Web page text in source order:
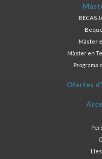
BECAS
Màster
Màster en
Programa
Ofertes